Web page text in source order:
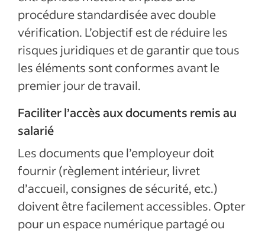
procédure standardisée avec double
vérification. L’objectif est de réduire les
risques juridiques et de garantir que tous
les éléments sont conformes avant le
premier jour de travail.
Faciliter l’accès aux documents remis au
salarié
Les documents que l’employeur doit
fournir (règlement intérieur, livret
d’accueil, consignes de sécurité, etc.)
doivent être facilement accessibles. Opter
pour un espace numérique partagé ou